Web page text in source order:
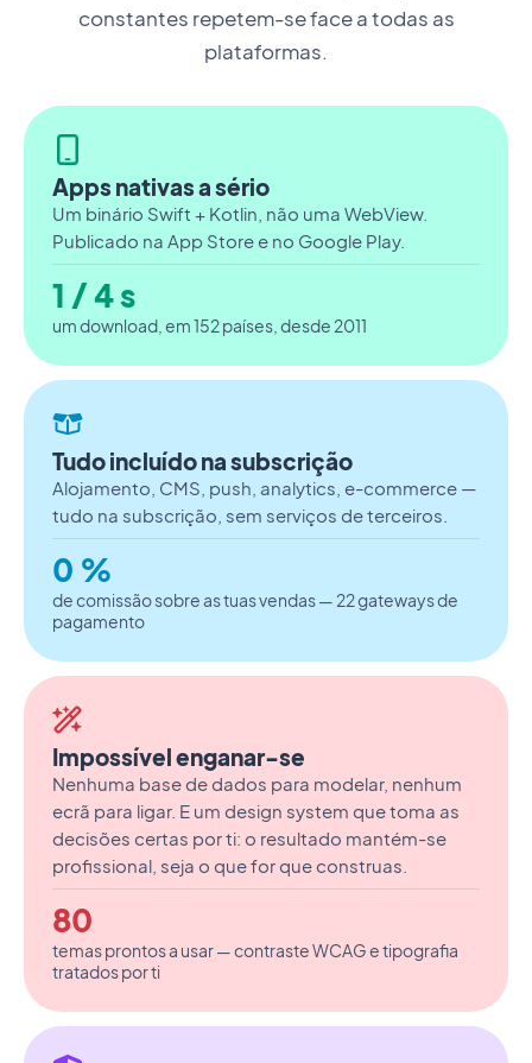
constantes repetem-se face a todas as
plataformas.
Apps nativas a sério
Um binário Swift + Kotlin, não uma WebView.
Publicado na App Store e no Google Play.
1 / 4 s
um download, em 152 países, desde 2011
Tudo incluído na subscrição
Alojamento, CMS, push, analytics, e-commerce —
tudo na subscrição, sem serviços de terceiros.
0 %
de comissão sobre as tuas vendas — 22 gateways de
pagamento
Impossível enganar-se
Nenhuma base de dados para modelar, nenhum
ecrã para ligar. E um design system que toma as
decisões certas por ti: o resultado mantém-se
profissional, seja o que for que construas.
80
temas prontos a usar — contraste WCAG e tipografia
tratados por ti